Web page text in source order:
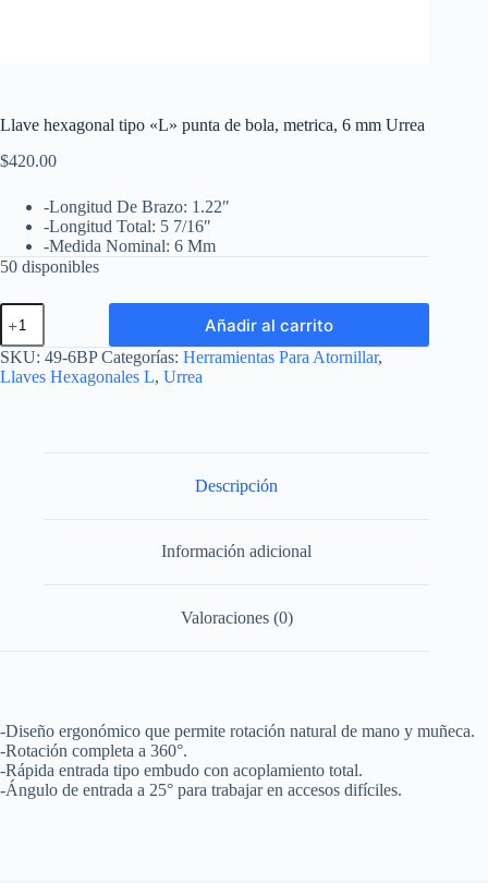
Llave hexagonal tipo «L» punta de bola, metrica, 6 mm Urrea
$420.00
-Longitud De Brazo: 1.22″
-Longitud Total: 5 7/16″
-Medida Nominal: 6 Mm
50 disponibles
Llave
hexagonal
tipo
"L"
punta
Añadir al carrito
SKU: 49-6BP Categorías: Herramientas Para Atornillar,
Llaves Hexagonales L, Urrea
Descripción
Información adicional
Valoraciones (0)
-Diseño ergonómico que permite rotación natural de mano y muñeca.
-Rotación completa a 360°.
-Rápida entrada tipo embudo con acoplamiento total.
-Ángulo de entrada a 25° para trabajar en accesos difíciles.